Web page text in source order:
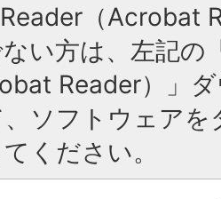
Reader（Acrobat
い方は、左記の
Reader）」
ソフトウェア
ください。